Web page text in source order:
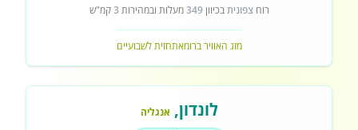
רוחצפוניתבכיוון349מעלות ובמהירות 3קמ"ש
מזג האוויר ברומאתחזית לשבועיים
לונדון, אנגליה